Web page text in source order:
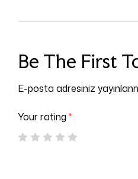
Be The First
E-posta adresiniz
Your rating *